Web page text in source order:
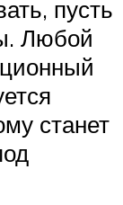
пусть
Любой
станет